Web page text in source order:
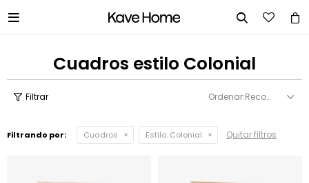
 
Cuadros estilo Colonial
Recomendados
Filtrando por: Cuadros Estilo: Colonial Quitar filtros